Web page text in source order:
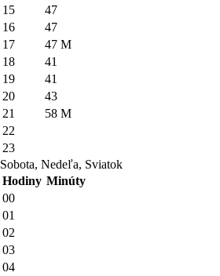
15
47
16
47
17
47 M
18
41
19
41
20
43
21
58 M
22
23
Sobota, Nedeľa, Sviatok
Hodiny Minúty
00
01
02
03
04